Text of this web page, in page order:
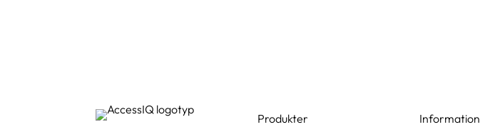
Produkter Information